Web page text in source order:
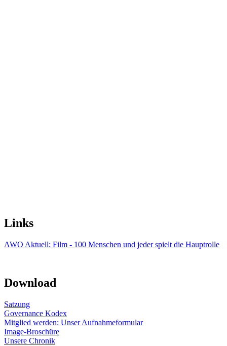
Links
AWO Aktuell: Film - 100 Menschen und jeder spielt die Hauptrolle
Download
Satzung
Governance Kodex
Mitglied werden: Unser Aufnahmeformular
Image-Broschüre
Unsere Chronik